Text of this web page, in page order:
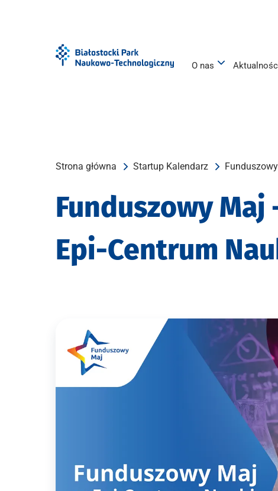
O nas
Strona główna Startup Kalendarz
Funduszowy Maj
Epi-Centrum